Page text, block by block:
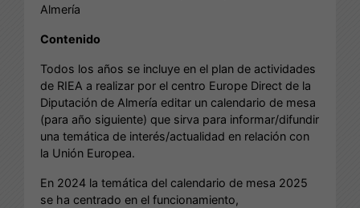
Almería
Contenido
Todos los años se incluye en el plan de actividades
de RIEA a realizar por el centro Europe Direct de la
Diputación de Almería editar un calendario de mesa
(para año siguiente) que sirva para informar/difundir
una temática de interés/actualidad en relación con
la Unión Europea.
En 2024 la temática del calendario de mesa 2025
se ha centrado en el funcionamiento,